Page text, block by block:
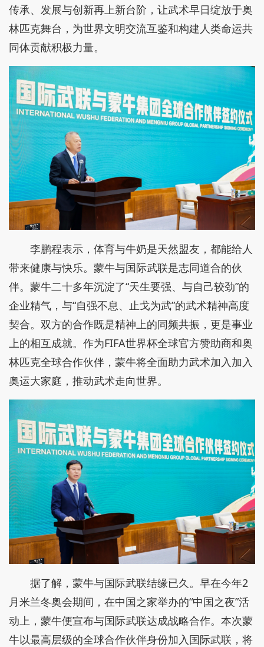
传承、发展与创新再上新台阶，让武术早日绽放于奥
林匹克舞台，为世界文明交流互鉴和构建人类命运共
同体贡献积极力量。
李鹏程表示，体育与牛奶是天然盟友，都能给人
带来健康与快乐。蒙牛与国际武联是志同道合的伙
伴。蒙牛二十多年沉淀了“天生要强、与自己较劲”的
企业精气，与“自强不息、止戈为武”的武术精神高度
契合。双方的合作既是精神上的同频共振，更是事业
上的相互成就。作为FIFA世界杯全球官方赞助商和奥
林匹克全球合作伙伴，蒙牛将全面助力武术加入加入
奥运大家庭，推动武术走向世界。
据了解，蒙牛与国际武联结缘已久。早在今年2
月米兰冬奥会期间，在中国之家举办的“中国之夜”活
动上，蒙牛便宣布与国际武联达成战略合作。本次蒙
牛以最高层级的全球合作伙伴身份加入国际武联，将